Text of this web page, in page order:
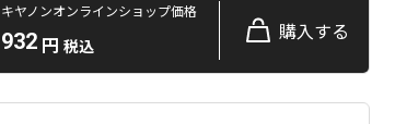
キヤノンオンラインショップ価格
932 円 税込
購入する